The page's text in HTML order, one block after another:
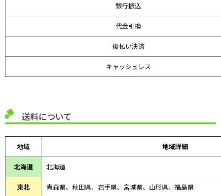
銀行振込
代金引換
後払い決済
キャッシュレス
送料について
地域 地域詳細
北海道 北海道
東北 青森県、 秋田県、 岩手県、宮城県、山形県、福島県